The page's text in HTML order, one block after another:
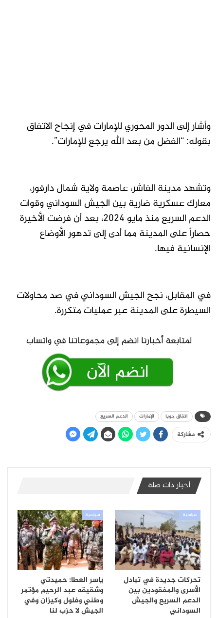
وأشار إلى الدور المحوري للإمارات في إنجاح الاتفاق
بقوله: “الفضل من بعد الله يرجع للإمارات”.
وتشهد مدينة الفاشر، عاصمة ولاية شمال دارفور،
معارك عسكرية ضارية بين الجيش السوداني وقوات
الدعم السريع منذ مايو 2024، بعد أن فرضت الأخيرة
حصاراً على المدينة مما أدى إلى تدهور الأوضاع
الإنسانية فيها.
في المقابل، نجح الجيش السوداني في صد محاولات
السيطرة على المدينة عبر عمليات متكررة.
اتفاق جوبا الإمارات الدعم السريع
مشاركة
أخبار ذات صلة
سياسية
تحركات جديدة في تبادل
الأسرى والمفقودين بين
الدعم السريع والجيش
السوداني
سياسية
ياسر العطا: حميدتي
وشقيقه عبد الرحيم مؤتمر
وطني وفلول وكيزان وفي
الجيش لا حزب لنا